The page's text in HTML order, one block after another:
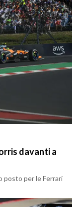
davanti a
posto per le Ferrari